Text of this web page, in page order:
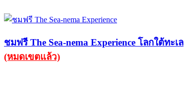
ชมฟรี The Sea-nema Experience โลกใต้ทะเล
(หมดเขตแล้ว)